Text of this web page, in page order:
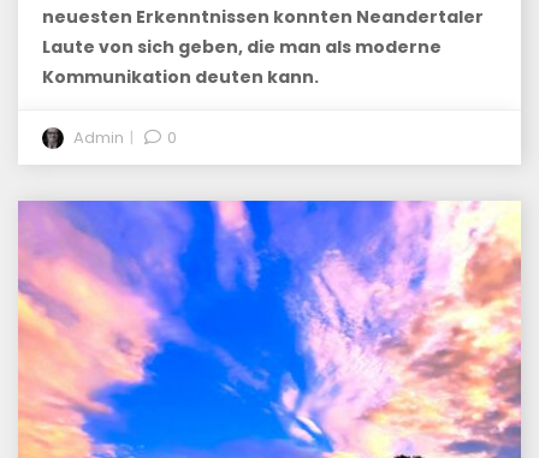
neuesten Erkenntnissen konnten Neandertaler
Laute von sich geben, die man als moderne
Kommunikation deuten kann.
Admin 0